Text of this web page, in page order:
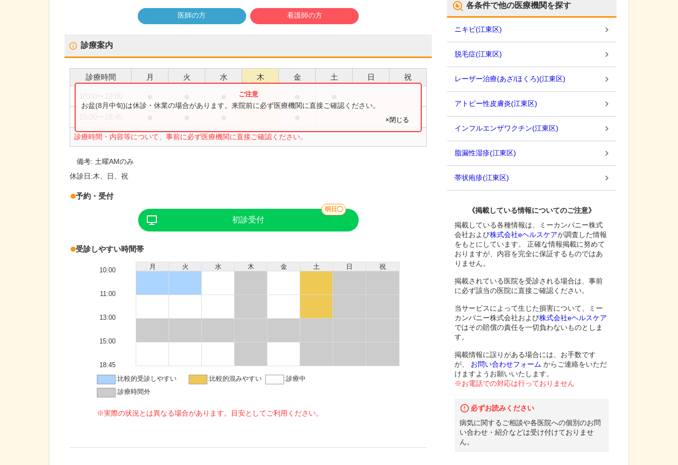
医師の方 看護師の方
診療案内
診療時間 月 火 水 木 金 土 日 祝
診療時間・内容等について、事前に必ず医療機関に直接ご確認ください。
お盆(8月中旬)は休診・休業の場合があります。来院前に必ず医療機関に直接ご確認ください。
×閉じる
備考: 土曜AMのみ
休診日:木、日、祝
予約・受付
初診受付
明日◯
受診しやすい時間帯
月 火 水 木 金 土 日 祝
10:00
11:00
13:00
15:00
18:45
: 比較的受診しやすい : 比較的混みやすい :診療中
:診療時間外
※実際の状況とは異なる場合があります。目安としてご利用ください。
各条件で他の医療機関を探す
ニキビ(江東区)
脱毛症(江東区)
レーザー治療(あざ/ほくろ)(江東区)
アトピー性皮膚炎(江東区)
インフルエンザワクチン(江東区)
脂漏性湿疹(江東区)
帯状疱疹(江東区)
《掲載している情報についてのご注意》
掲載している各種情報は、ミーカンパニー株式
会社および株式会社eヘルスケアが調査した情報
をもとにしています。 正確な情報掲載に努めて
おりますが、内容を完全に保証するものではあ
りません。
掲載されている医院を受診される場合は、事前
に必ず該当の医院に直接ご確認ください。
当サービスによって生じた損害について、ミー
カンパニー株式会社および株式会社eヘルスケア
ではその賠償の責任を一切負わないものとしま
す。
掲載情報に誤りがある場合には、お手数です
が、
お問い合わせフォーム からご連絡をいただ
けますようお願いいたします。
※お電話での対応は行っておりません
必ずお読みください
病気に関するご相談や各医院への個別のお問
い合わせ・紹介などは受け付けておりませ
ん。